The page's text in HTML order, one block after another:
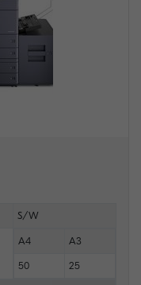
S/W
A4 A3
50 25